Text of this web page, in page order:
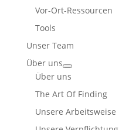
Vor-Ort-Ressourcen
Tools
Unser Team
Über uns
Über uns
The Art Of Finding
Unsere Arbeitsweise